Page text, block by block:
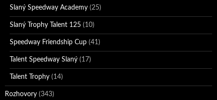
Slaný Speedway Academy (25)
Slaný Trophy Talent 125 (10)
Speedway Friendship Cup (41)
Talent Speedway Slaný (17)
Talent Trophy (14)
Rozhovory (343)